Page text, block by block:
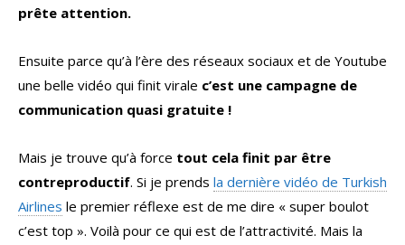
prête attention.
Ensuite parce qu’à l’ère des réseaux sociaux et de Youtube
une belle vidéo qui finit virale c’est une campagne de
communication quasi gratuite !
Mais je trouve qu’à force tout cela finit par être
contreproductif. Si je prends la dernière vidéo de Turkish
Airlines le premier réflexe est de me dire « super boulot
c’est top ». Voilà pour ce qui est de l’attractivité. Mais la